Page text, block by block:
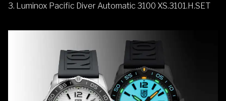
3. Luminox Pacific Diver Automatic 3100 XS.3101.H.SET